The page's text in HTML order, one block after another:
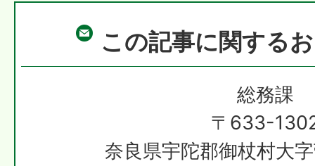
この記事に関する
総務課
〒633-
奈良県宇陀郡御杖村大